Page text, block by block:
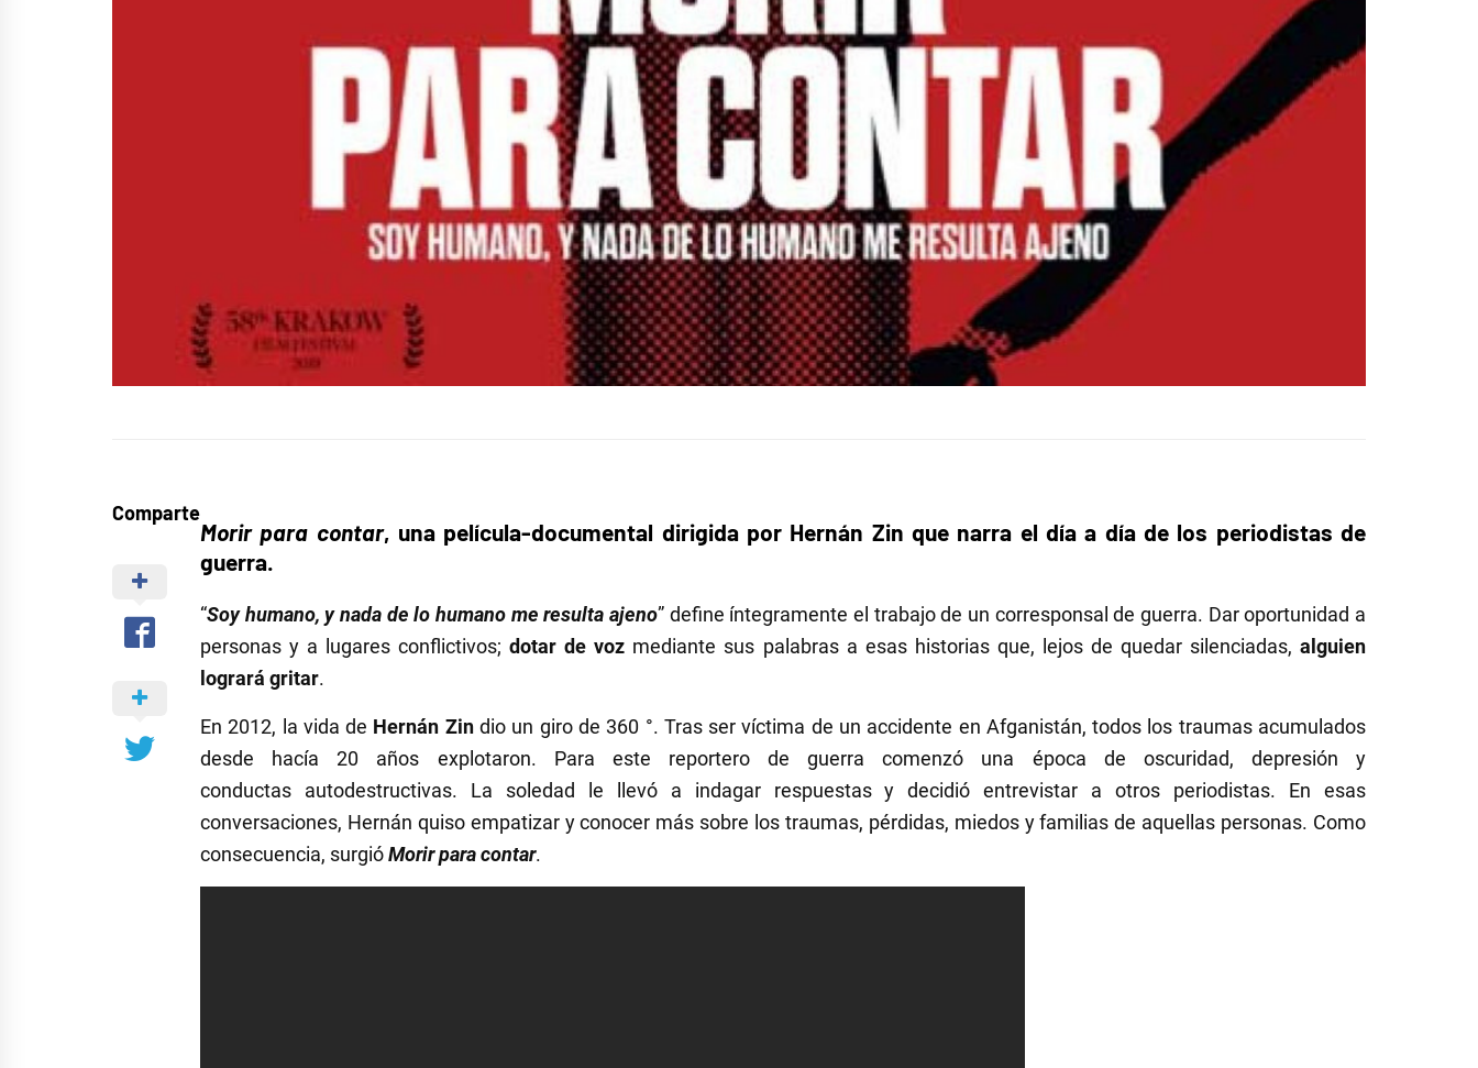
Comparte
Morir para contar, una película-documental dirigida por Hernán Zin que narra el día a día de los periodistas de
guerra.
“Soy humano, y nada de lo humano me resulta ajeno” define íntegramente el trabajo de un corresponsal de guerra. Dar oportunidad a
personas y a lugares conflictivos;dotar de voz mediante sus palabras a esas historias que, lejos de quedar silenciadas,alguien
logrará gritar.
En 2012, la vida de Hernán Zindio un giro de 360 °. Tras ser víctima de un accidente en Afganistán, todos los traumas acumulados
desde hacía 20 años explotaron. Para este reportero de guerra comenzó una época de oscuridad, depresión y
conductas autodestructivas. La soledad le llevó a indagar respuestas y decidió entrevistar a otros periodistas. En esas
conversaciones, Hernán quiso empatizar y conocer más sobre los traumas, pérdidas, miedos y familias de aquellas personas. Como
consecuencia, surgióMorir para contar.